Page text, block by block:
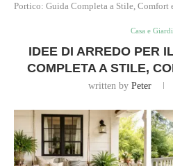
Portico: Guida Completa a Stile, Comfort
Casa e
IDEE DI ARREDO PER
COMPLETA A STILE,
written by Peter